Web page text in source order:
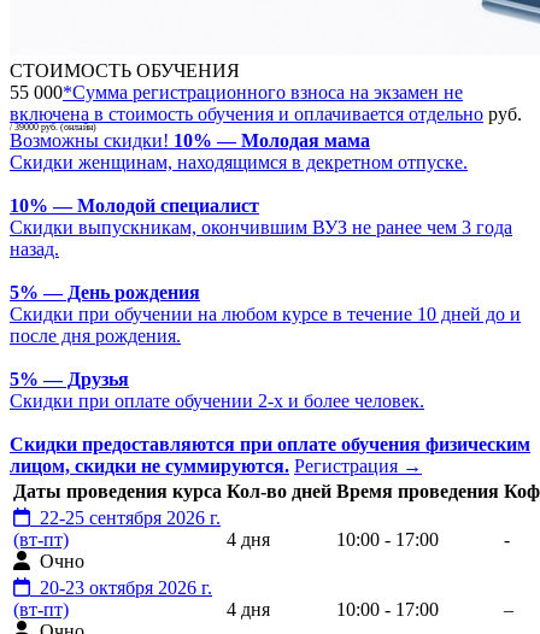
СТОИМОСТЬ ОБУЧЕНИЯ
55 000*Сумма регистрационного взноса на экзамен не
включена в стоимость обучения и оплачивается отдельно руб.
/ 39000 руб. (онлайн)
Возможны скидки! 10% — Молодая мама
Скидки женщинам, находящимся в декретном отпуске.
10% — Молодой специалист
Скидки выпускникам, окончившим ВУЗ не ранее чем 3 года
назад.
5% — День рождения
Скидки при обучении на любом курсе в течение 10 дней до и
после дня рождения.
5% — Друзья
Скидки при оплате обучении 2-х и более человек.
Скидки предоставляются при оплате обучения физическим
лицом, скидки не суммируются. Регистрация →
Даты проведения курса Кол-во дней Время проведения
22-25 сентября 2026 г.
(вт-пт)
Очно
4 дня 10:00 - 17:00 -
20-23 октября 2026 г.
(вт-пт)
4 дня 10:00 - 17:00 –